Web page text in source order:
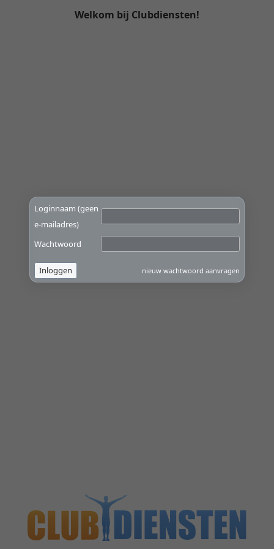
Welkom bij Clubdiensten!
Loginnaam (geen
e-mailadres)
Wachtwoord
Inloggen nieuw wachtwoord aanvragen